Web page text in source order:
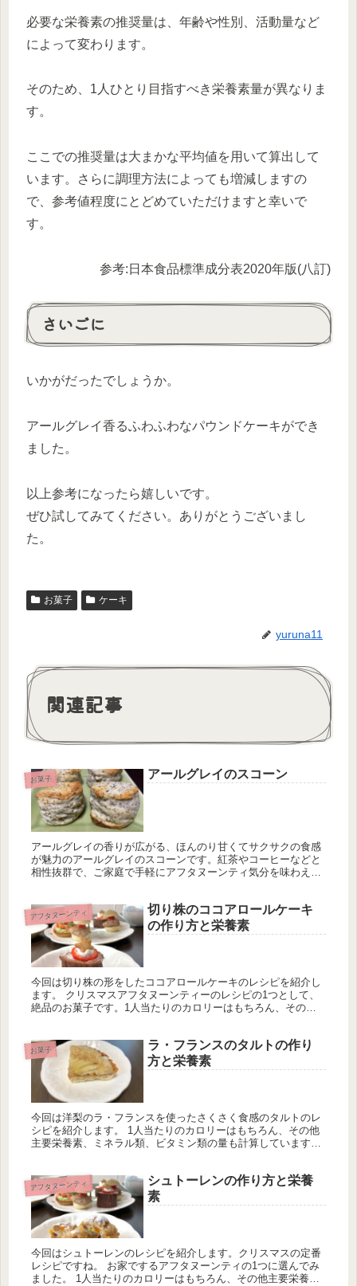
必要な栄養素の推奨量は、年齢や性別、活動量など
によって変わります。
そのため、1人ひとり目指すべき栄養素量が異なりま
す。
ここでの推奨量は大まかな平均値を用いて算出して
います。さらに調理方法によっても増減しますの
で、参考値程度にとどめていただけますと幸いで
す。
参考:日本食品標準成分表2020年版(八訂)
さいごに
いかがだったでしょうか。
アールグレイ香るふわふわなパウンドケーキができ
ました。
以上参考になったら嬉しいです。
ぜひ試してみてください。ありがとうございまし
た。
お菓子 ケーキ
yuruna11
関連記事
お菓子 アールグレイのスコーン
アールグレイの香りが広がる、ほんのり甘くてサクサクの食感
が魅力のアールグレイのスコーンです。紅茶やコーヒーなどと
相性抜群で、ご家庭で手軽にアフタヌーンティ気分を味わえる
アフタヌーンティ
切り株のココアロールケーキ
の作り方と栄養素
今回は切り株の形をしたココアロールケーキのレシピを紹介し
ます。 クリスマスアフタヌーンティーのレシピの1つとして、
絶品のお菓子です。1人当たりのカロリーはもちろん、その他
お菓子
ラ・フランスのタルトの作り
方と栄養素
今回は洋梨のラ・フランスを使ったさくさく食感のタルトのレ
シピを紹介します。 1人当たりのカロリーはもちろん、その他
主要栄養素、ミネラル類、ビタミン類の量も計算しています。
アフタヌーンティ
シュトーレンの作り方と栄養
素
今回はシュトーレンのレシピを紹介します。クリスマスの定番
レシピですね。 お家でするアフタヌーンティの1つに選んでみ
ました。 1人当たりのカロリーはもちろん、その他主要栄養